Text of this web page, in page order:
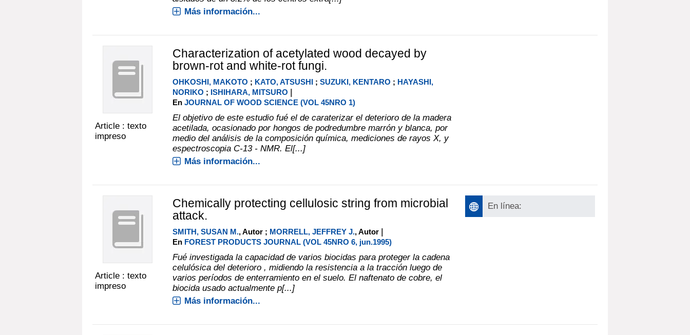
Más información...
Article : texto
impreso
Characterization of acetylated wood decayed by
brown-rot and white-rot fungi.
OHKOSHI, MAKOTO ; KATO, ATSUSHI; SUZUKI, KENTARO ; HAYASHI,
NORIKO ; ISHIHARA, MITSURO |
En JOURNAL OF WOOD SCIENCE (VOL 45NRO 1)
El objetivo de este estudio fué el de caraterizar el deterioro de la madera
acetilada, ocasionado por hongos de podredumbre marrón y blanca, por
medio del análisis de la composición química, mediciones de rayos X, y
espectroscopia C-13 - NMR. El[...]
Más información...
Article : texto
impreso
Chemically protecting cellulosic string from microbial
attack.
SMITH, SUSAN M., Autor ; MORRELL, JEFFREY J., Autor |
En FOREST PRODUCTS JOURNAL (VOL 45NRO 6, jun.1995)
Fué investigada la capacidad de varios biocidas para proteger la cadena
celulósica del deterioro , midiendo la resistencia a la tracción luego de
varios períodos de enterramiento en el suelo. El naftenato de cobre, el
biocida usado actualmente p[...]
Más información...
En línea: